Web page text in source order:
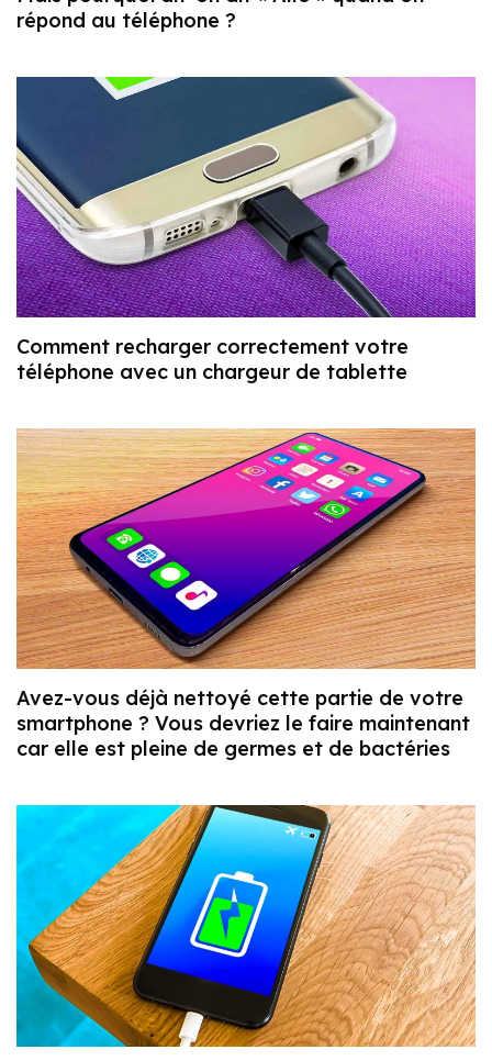
répond au téléphone ?
Comment recharger correctement votre
téléphone avec un chargeur de tablette
Avez-vous déjà nettoyé cette partie de votre
smartphone ? Vous devriez le faire maintenant
car elle est pleine de germes et de bactéries